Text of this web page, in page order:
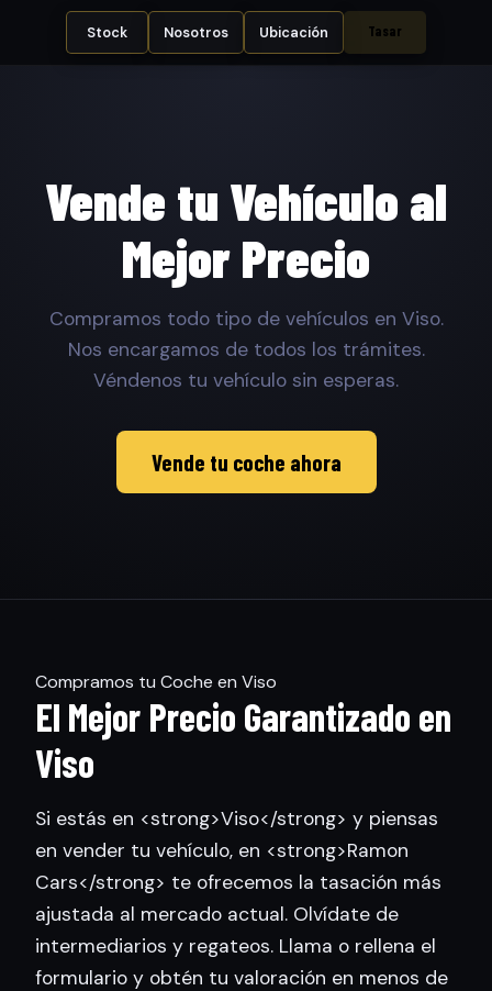
Stock Nosotros Ubicación Tasar
Vende tu Vehículo al
Mejor Precio
Compramos todo tipo de vehículos en Viso.
Nos encargamos de todos los trámites.
Véndenos tu vehículo sin esperas.
Vende tu coche ahora
Compramos tu Coche en Viso
El Mejor Precio Garantizado en
Viso
Si estás en <strong>Viso</strong> y piensas
en vender tu vehículo, en <strong>Ramon
Cars</strong> te ofrecemos la tasación más
ajustada al mercado actual. Olvídate de
intermediarios y regateos. Llama o rellena el
formulario y obtén tu valoración en menos de